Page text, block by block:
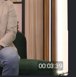
00:03:39